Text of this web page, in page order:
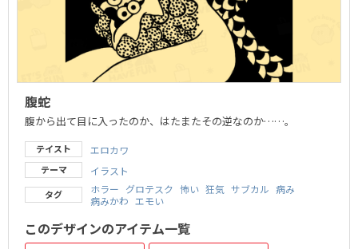
腹蛇
腹から出て目に入ったのか、はたまたその逆なのか……。
テイスト エロカワ
テーマ イラスト
タグ ホラー グロテスク 怖い 狂気 サブカル 病み
病みかわ エモい
このデザインのアイテム一覧